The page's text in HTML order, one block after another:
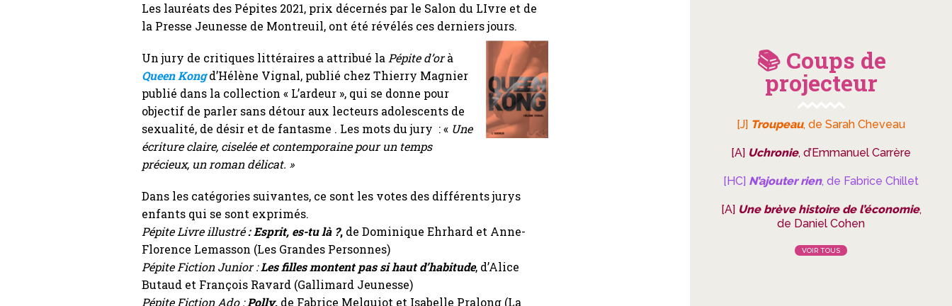
Les lauréats des Pépites 2021, prix décernés par le Salon du LIvre et de
la Presse Jeunesse de Montreuil, ont été révélés ces derniers jours.
Un jury de critiques littéraires a attribué la Pépite d’orà
Queen Kongd’Hélène Vignal, publié chez Thierry Magnier
publié dans la collection « L’ardeur », qui se donne pour
objectif de parler sans détour aux lecteurs adolescents de
sexualité, de désir et de fantasme . Les mots du jury : « Une
écriture claire, ciselée et contemporaine pour un temps
précieux, un roman délicat. »
Dans les catégories suivantes, ce sont les votes des différents jurys
enfants qui se sont exprimés.
Pépite Livre illustré:Esprit, es-tu là ?, de Dominique Ehrhard et Anne-
Florence Lemasson (Les Grandes Personnes)
Pépite Fiction Junior :Les filles montent pas si haut d’habitude, d’Alice
Butaud et François Ravard (Gallimard Jeunesse)
Pépite Fiction Ado :Polly, de Fabrice Melquiot et Isabelle Pralong (La
📚 Coups de
projecteur
[J] Troupeau, de Sarah Cheveau
[A] Uchronie, d’Emmanuel Carrère
[HC] N’ajouter rien, de Fabrice Chillet
[A] Une brève histoire de l’économie,
de Daniel Cohen
VOIR TOUS